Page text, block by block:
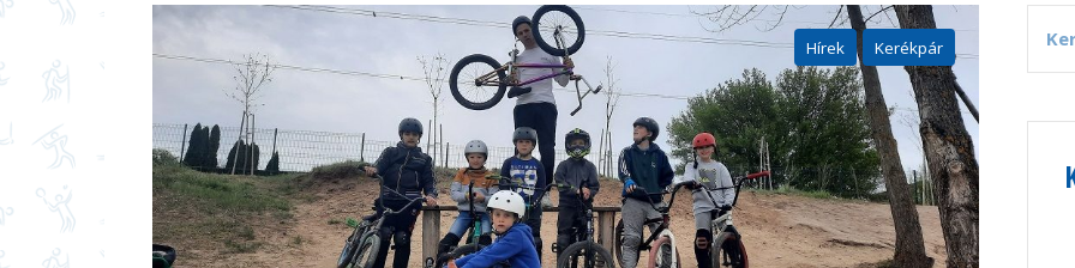
Hírek Kerékpár